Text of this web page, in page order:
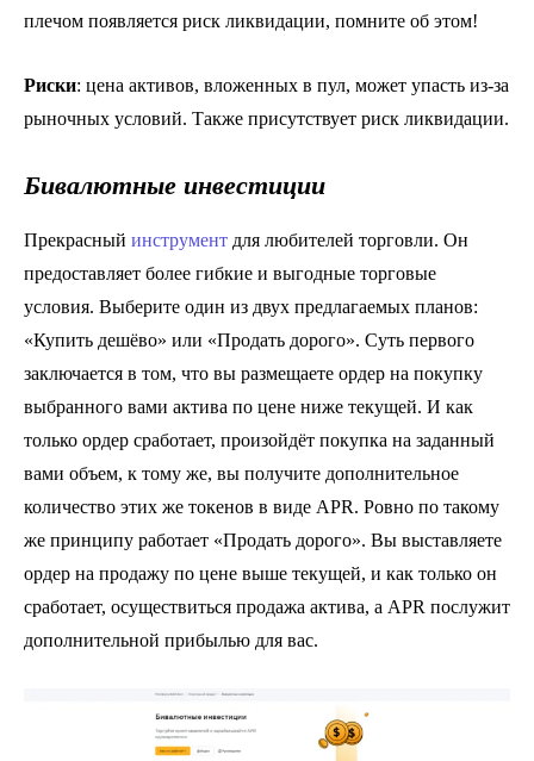
плечом появляется риск ликвидации, помните об этом!
Риски: цена активов, вложенных в пул, может упасть из-за
рыночных условий. Также присутствует риск ликвидации.
Бивалютные инвестиции
Прекрасный инструмент для любителей торговли. Он
предоставляет более гибкие и выгодные торговые
условия. Выберите один из двух предлагаемых планов:
«Купить дешёво» или «Продать дорого». Суть первого
заключается в том, что вы размещаете ордер на покупку
выбранного вами актива по цене ниже текущей. И как
только ордер сработает, произойдёт покупка на заданный
вами объем, к тому же, вы получите дополнительное
количество этих же токенов в виде APR. Ровно по такому
же принципу работает «Продать дорого». Вы выставляете
ордер на продажу по цене выше текущей, и как только он
сработает, осуществиться продажа актива, а APR послужит
дополнительной прибылью для вас.